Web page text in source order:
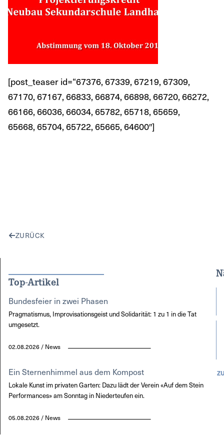
[post_teaser id=“67376, 67339, 67219, 67309,
67170, 67167, 66833, 66874, 66898, 66720, 66272,
66166, 66036, 66034, 65782, 65718, 65659,
65668, 65704, 65722, 65665, 64600″]
ZURÜCK
Top-Artikel
Bundesfeier in zwei Phasen
Pragmatismus, Improvisationsgeist und Solidarität: 1 zu 1 in die Tat
umgesetzt.
02.08.2026 / News
Ein Sternenhimmel aus dem Kompost
Lokale Kunst im privaten Garten: Dazu lädt der Verein «Auf dem Stein
Performances» am Sonntag in Niederteufen ein.
05.08.2026 / News